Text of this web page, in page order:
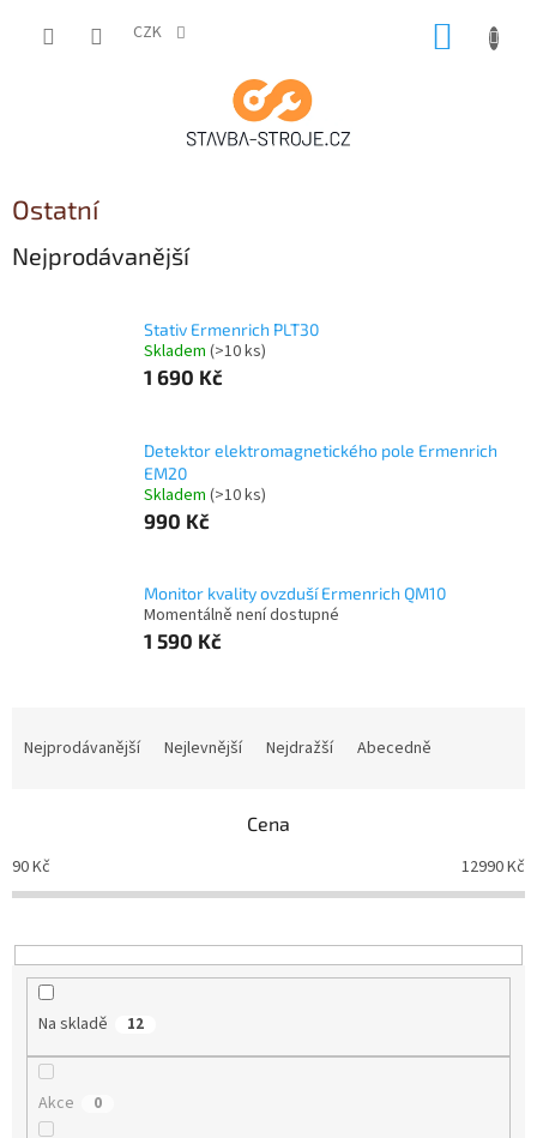
CZK
Ostatní
Nejprodávanější
Stativ Ermenrich PLT30
Skladem (>10 ks)
1 690 Kč
Detektor elektromagnetického pole Ermenrich
EM20
Skladem (>10 ks)
990 Kč
Monitor kvality ovzduší Ermenrich QM10
Momentálně není dostupné
1 590 Kč
p
r
d
Nejprodávanější Nejlevnější Nejdražší Abecedně
Cena
90Kč 12990Kč
Na skladě 12
Akce 0